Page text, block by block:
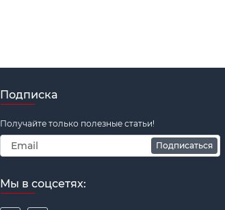
Подписка
Получайте только полезные статьи!
Подписаться
Мы в соцсетях: